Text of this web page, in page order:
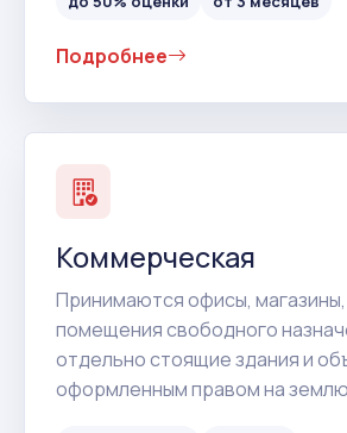
Подробнее
Коммерческая
Принимаются офисы, магазины,
помещения свободного
отдельно стоящие здания и
оформленным правом на